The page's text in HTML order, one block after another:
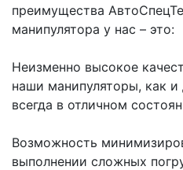
преимущества
манипулятора у нас – это:
Неизменно высокое
наши манипуляторы, как и
всегда в отличном
Возможность
выполнении сложных